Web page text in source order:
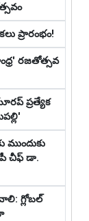
ప్రారంభం!
రజతోత్సవ
ప్రత్యేక
చీఫ్ డా.
గ్లోబల్